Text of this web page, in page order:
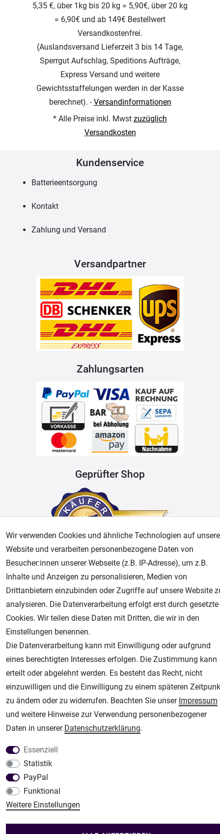
5,35 €, über 1kg bis 20 kg = 5,90€, über 20 kg
= 6,90€ und ab 149€ Bestellwert
Versandkostenfrei.
(Auslandsversand Lieferzeit 3 bis 14 Tage,
Sperrgut Aufschlag, Speditions Aufträge,
Express Versand und weitere
Gewichtsstaffelungen werden in der Kasse
berechnet). -Versandinformationen
* Alle Preise inkl. Mwst zuzüglich
Versandkosten
Kundenservice
Batterieentsorgung
Kontakt
Zahlung und Versand
Versandpartner
Zahlungsarten
Geprüfter Shop
Airbrush-City
Fachhandel für: Airbrushpistolen, Kompressoren, Airbrushfarben
Modellbau-City
Modellbau Shop
Plotter-City
Schneideplotter, Transferpressen, Siebdruck und Plotterfolien
Im Shop Kaufen
Küchen Zubehör - Haus/Garten - Tierbedarf
Wir verwenden Cookies und ähnliche Technologien auf
Website und verarbeiten personenbezogene Daten von
Besucher:innen unserer Webseite (z.B. IP-Adresse), um z.B.
Inhalte und Anzeigen zu personalisieren, Medien von
Drittanbietern einzubinden oder Zugriffe auf unsere Website
analysieren. Die Datenverarbeitung erfolgt erst durch gesetzte
Cookies. Wir teilen diese Daten mit Dritten, die wir in den
Einstellungen benennen.
Die Datenverarbeitung kann mit Einwilligung oder aufgrund
eines berechtigten Interesses erfolgen. Die Zustimmung kann
erteilt oder abgelehnt werden. Es besteht das Recht, nicht
einzuwilligen und die Einwilligung zu einem späteren
zu ändern oder zu widerrufen. Beachten Sie unser Impressum
und weitere Hinweise zur Verwendung personenbezogener
Daten in unserer Daten­schutz­erklärung.
Essenziell
Statistik
PayPal
Funktional
Weitere Einstellungen